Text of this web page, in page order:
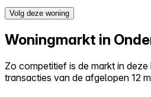
Volg deze woning
Woningmarkt in
Zo competitief is de markt in
transacties van de afgelopen 12